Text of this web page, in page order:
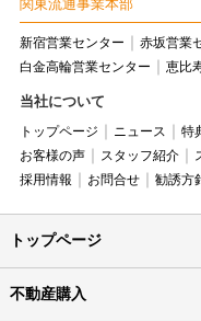
関東流通事業本部
新宿営業センター 赤坂営業
白金高輪営業センター
恵比
当社について
トップページ ニュース 特
お客様の声
スタッフ紹介
採用情報
お問合せ 勧誘方
トップページ
不動産購入